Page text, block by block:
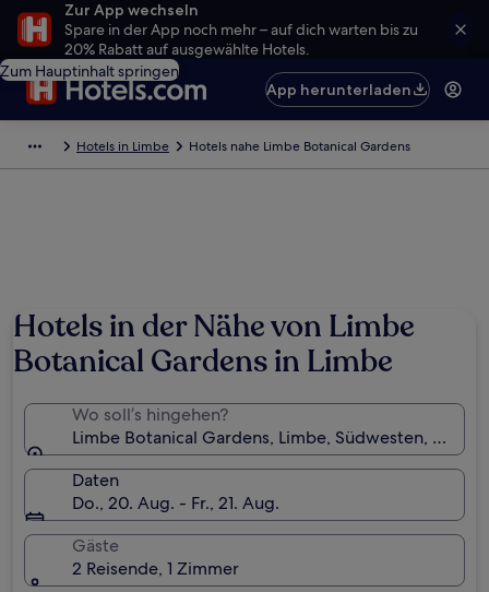
Zur App wechseln
Spare in der App noch mehr – auf dich warten bis zu
20% Rabatt auf ausgewählte Hotels.
Zum Hauptinhalt springen
App herunterladen
Hotels in Limbe Hotels nahe Limbe Botanical Gardens
Hotels in der Nähe von Limbe
Botanical Gardens in Limbe
Wo soll’s hingehen?
Limbe Botanical Gardens, Limbe, Südwesten,
Daten
Do., 20. Aug. - Fr., 21. Aug.
Gäste
2 Reisende, 1 Zimmer